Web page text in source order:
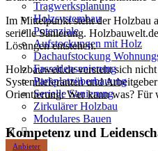
Tragwerksplanung
Holzsystembau
Potenziale
Aufstockungen mit Holz
Dachaufstockung
Fassadensanierung
Parkplatzüberbauung
Serielle Sanierung
Zirkulärer Holzbau
Modulares Bauen
Anbieter
Im Mittelpunkt steht der Holzbau
serielle Sanierung.
Lösungen entstehen.
Holzbauwelt.de versteht sich
Systemlieferanten und
Orientierung: Wer kann was?
Kompetenz und